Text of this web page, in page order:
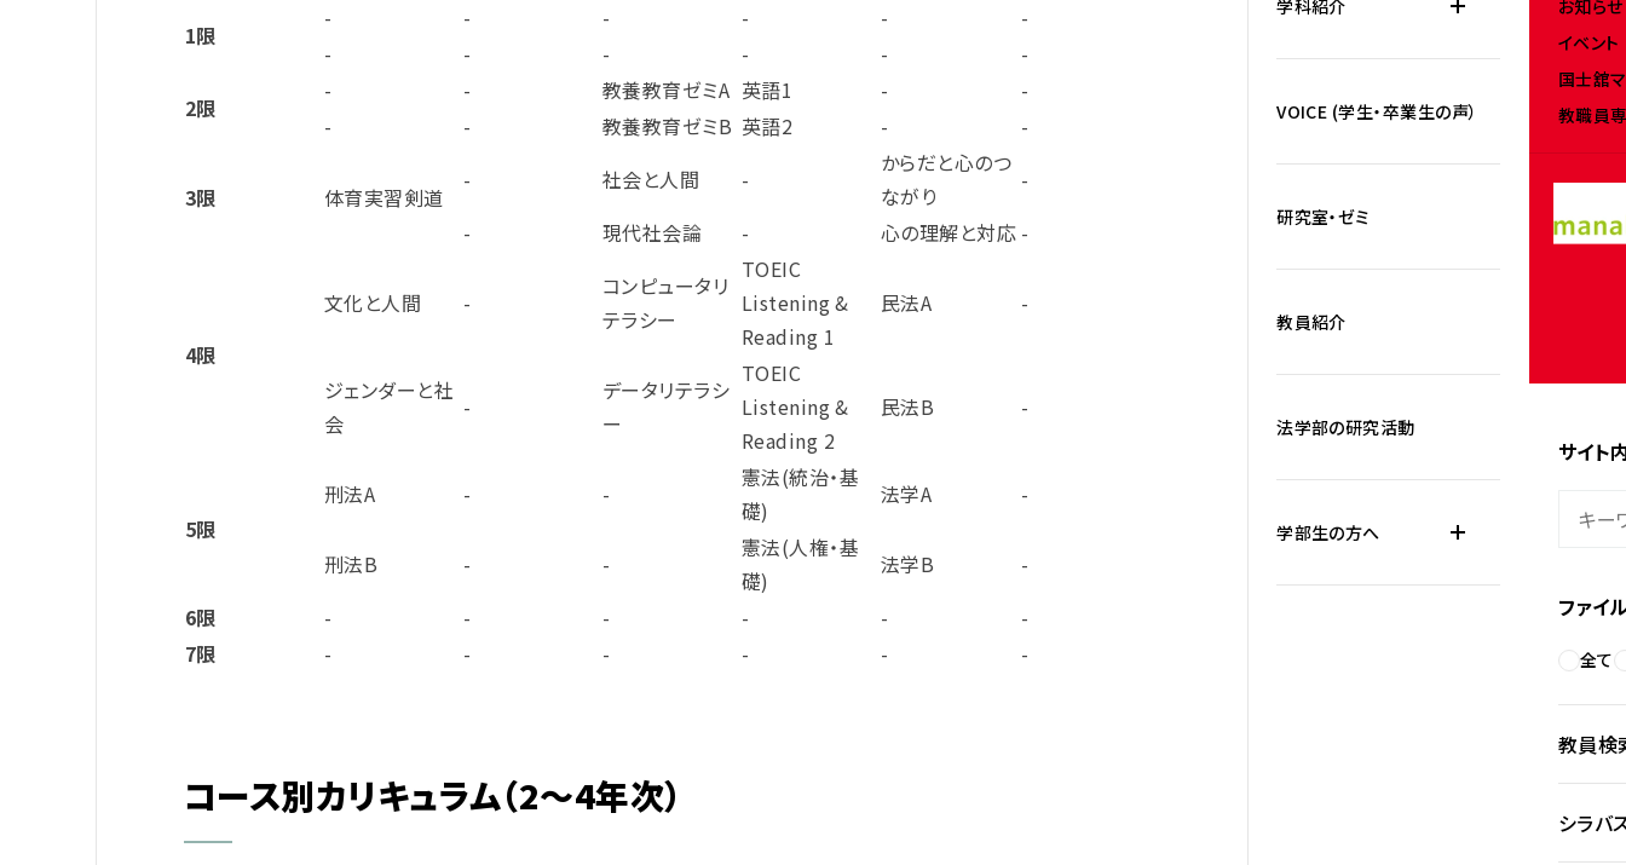
お知らせ
イベント
国士舘
教職員
サイト
ファイ
全て
教員検
シラバ
1限
- - - - -
-
-
- - - -
-
2限
- - 教養教育ゼミA 英語1 -
-
-
- 教養教育ゼミB 英語2 - -
3限 体育実習剣道
- 社会と人間 -
からだと心のつ
ながり
-
-
現代社会論 - 心の理解と対応 -
4限
文化と人間 -
コンピュータリ
テラシー
TOEIC
Listening &
Reading 1
民法A -
ジェンダーと社
会
-
データリテラシ
ー
TOEIC
Listening &
Reading 2
民法B -
5限
刑法A - -
憲法(統治・基
礎)
法学A -
刑法B - -
憲法(人権・基
礎)
法学B
-
6限
- - - - -
-
7限
- - - - - -
コース別カリキュラム（2～4年次）
学科紹介
VOICE (学生・卒業生の声）
研究室・ゼミ
教員紹介
法学部の研究活動
学部生の方へ